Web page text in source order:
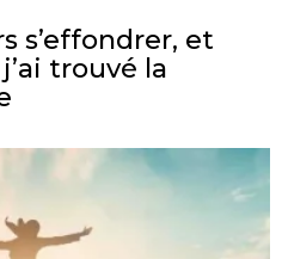
s’effondrer, et
trouvé la